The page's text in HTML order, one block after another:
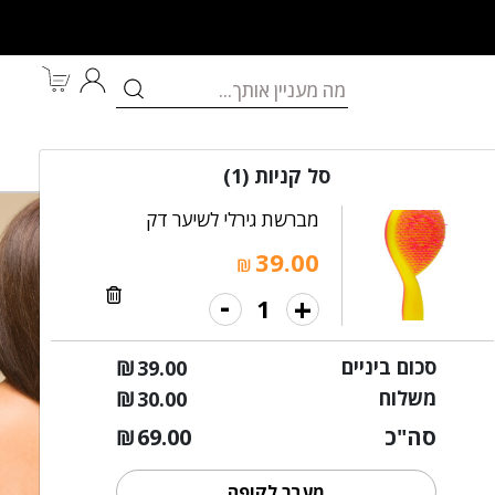
מותגים במבצע
סל קניות(1)
מברשת גירלי לשיער דק
₪ 39.00
+
-
סכום ביניים ₪39.00
משלוח
₪30.00
סה"כ ₪69.00